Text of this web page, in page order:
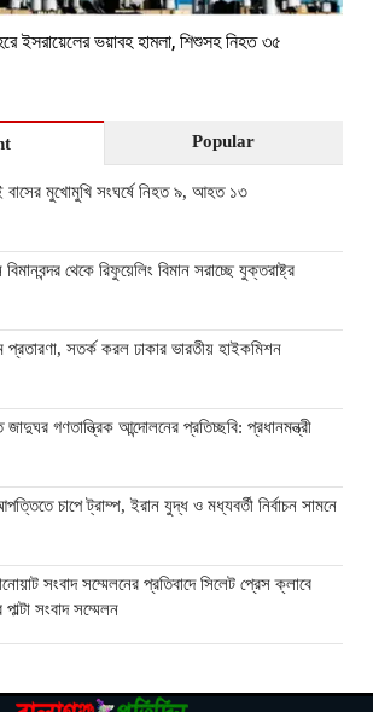
ইসরায়েলের ভয়াবহ হামলা, শিশুসহ নিহত ৩৫
Popular
বাসের মুখোমুখি সংঘর্ষে নিহত ৯, আহত ১৩
থেকে রিফুয়েলিং বিমান সরাচ্ছে যুক্তরাষ্ট্র
প্রতারণা, সতর্ক করল ঢাকার ভারতীয় হাইকমিশন
জাদুঘর গণতান্ত্রিক আন্দোলনের প্রতিচ্ছবি: প্রধানমন্ত্রী
চাপে ট্রাম্প, ইরান যুদ্ধ ও মধ্যবর্তী নির্বাচন সামনে
সংবাদ সম্মেলনের প্রতিবাদে সিলেট প্রেস ক্লাবে
সংবাদ সম্মেলন